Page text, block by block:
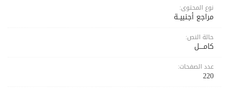
نوع المحتوى:
مراجع أجنبيــة
حالة النص:
كامــــل
عدد الصفحات:
220